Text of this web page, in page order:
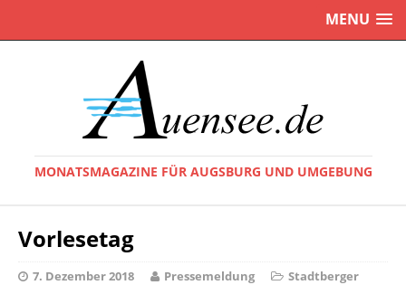
MENU
MONATSMAGAZINE FÜR AUGSBURG UND UMGEBUNG
Vorlesetag
7. Dezember 2018 Pressemeldung
Stadtberger